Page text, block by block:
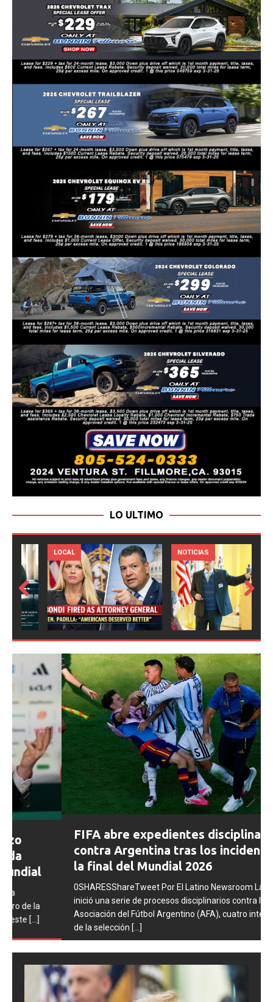
LO ULTIMO
LOCAL NOTICIAS
ious
Next
FIFA abre expedientes disciplinarios
contra Argentina tras los incidentes en
la final del Mundial 2026
0SHARESShareTweet Por El Latino Newsroom La FIFA
inició una serie de procesos disciplinarios contra la
Asociación del Fútbol Argentino (AFA), cuatro integrantes
de la selección[...]
Prev